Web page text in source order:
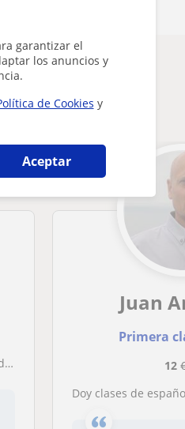
garantizar el
los anuncios y
de Cookies y
Aceptar
Juan
Primera
12
Doy clases de español